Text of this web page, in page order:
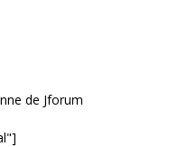
de Jforum